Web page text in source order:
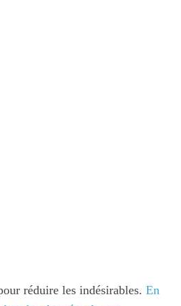
réduire les indésirables.En